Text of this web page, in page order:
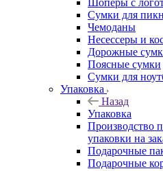
Шоперы с
Сумки для
Чемоданы
Несессеры и
Дорожные
Поясные сумки
Сумки для
Упаковка
Назад
Упаковка
Производство
упаковки на
Подарочные
Подарочные